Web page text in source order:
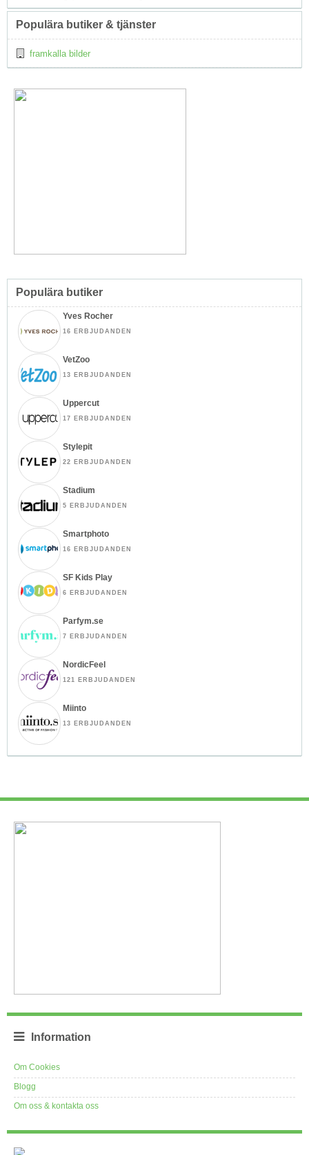
Populära butiker & tjänster
framkalla bilder
Populära butiker
Yves Rocher
16 ERBJUDANDEN
VetZoo
13 ERBJUDANDEN
Uppercut
17 ERBJUDANDEN
Stylepit
22 ERBJUDANDEN
Stadium
5 ERBJUDANDEN
Smartphoto
16 ERBJUDANDEN
SF Kids Play
6 ERBJUDANDEN
Parfym.se
7 ERBJUDANDEN
NordicFeel
121 ERBJUDANDEN
Miinto
13 ERBJUDANDEN
Information
Om Cookies
Blogg
Om oss & kontakta oss